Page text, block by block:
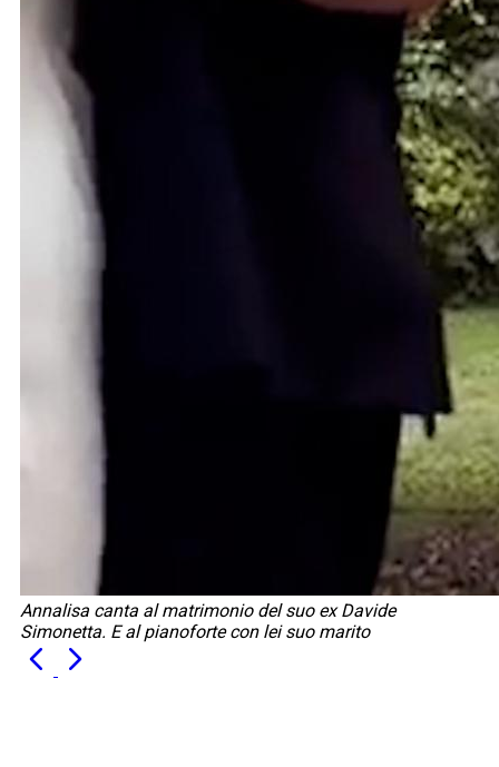
Annalisa canta al matrimonio del suo ex Davide
Simonetta. E al pianoforte con lei suo marito